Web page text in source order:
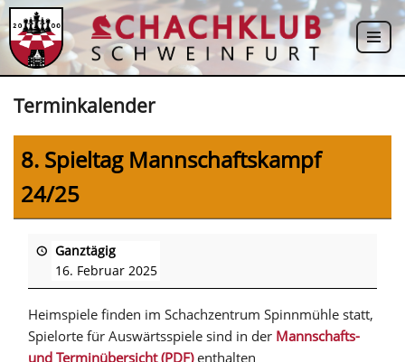
Zum
Inhalt
Terminkalender
8. Spieltag Mannschaftskampf
24/25
Ganztägig
16. Februar 2025
Heimspiele finden im Schachzentrum Spinnmühle statt,
Spielorte für Auswärtsspiele sind in der Mannschafts-
und Terminübersicht (PDF)enthalten